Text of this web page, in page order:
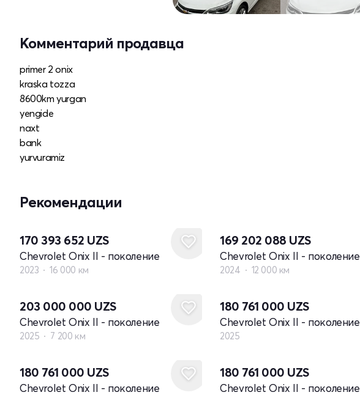
Комментарий продавца
primer 2 onix
kraska tozza
8600km yurgan
yengide
naxt
bank
yurvuramiz
Рекомендации
170 393 652 UZS
Chevrolet Onix II - поколение
2023 16 000 км
169 202 088 UZS
Chevrolet Onix II - поколение
2024 12 000 км
203 000 000 UZS
Chevrolet Onix II - поколение
2025 7 200 км
180 761 000 UZS
Chevrolet Onix II - поколение
2025
180 761 000 UZS
Chevrolet Onix II - поколение
180 761 000 UZS
Chevrolet Onix II - поколение